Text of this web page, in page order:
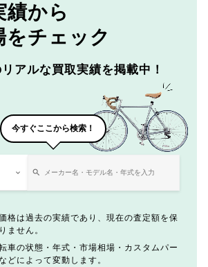
績から
をチェック
アルな買取実績を掲載中！
今すぐここから検索！
格は過去の実績であり、現在の査定額を保
ません。
車の状態・年式・市場相場・カスタムパー
どによって変動します。